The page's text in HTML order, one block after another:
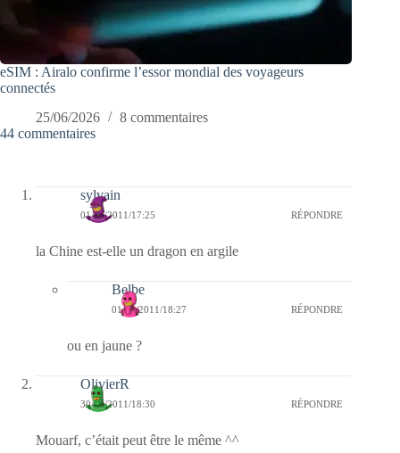
eSIM : Airalo confirme l’essor mondial des voyageurs
connectés
25/06/2026
8 commentaires
44 commentaires
sylvain
01/11/2011/17:25 RÉPONDRE
la Chine est-elle un dragon en argile
Belbe
01/11/2011/18:27 RÉPONDRE
ou en jaune ?
OlivierR
30/10/2011/18:30 RÉPONDRE
Mouarf, c’était peut être le même ^^